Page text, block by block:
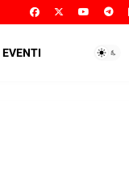
EVENTI